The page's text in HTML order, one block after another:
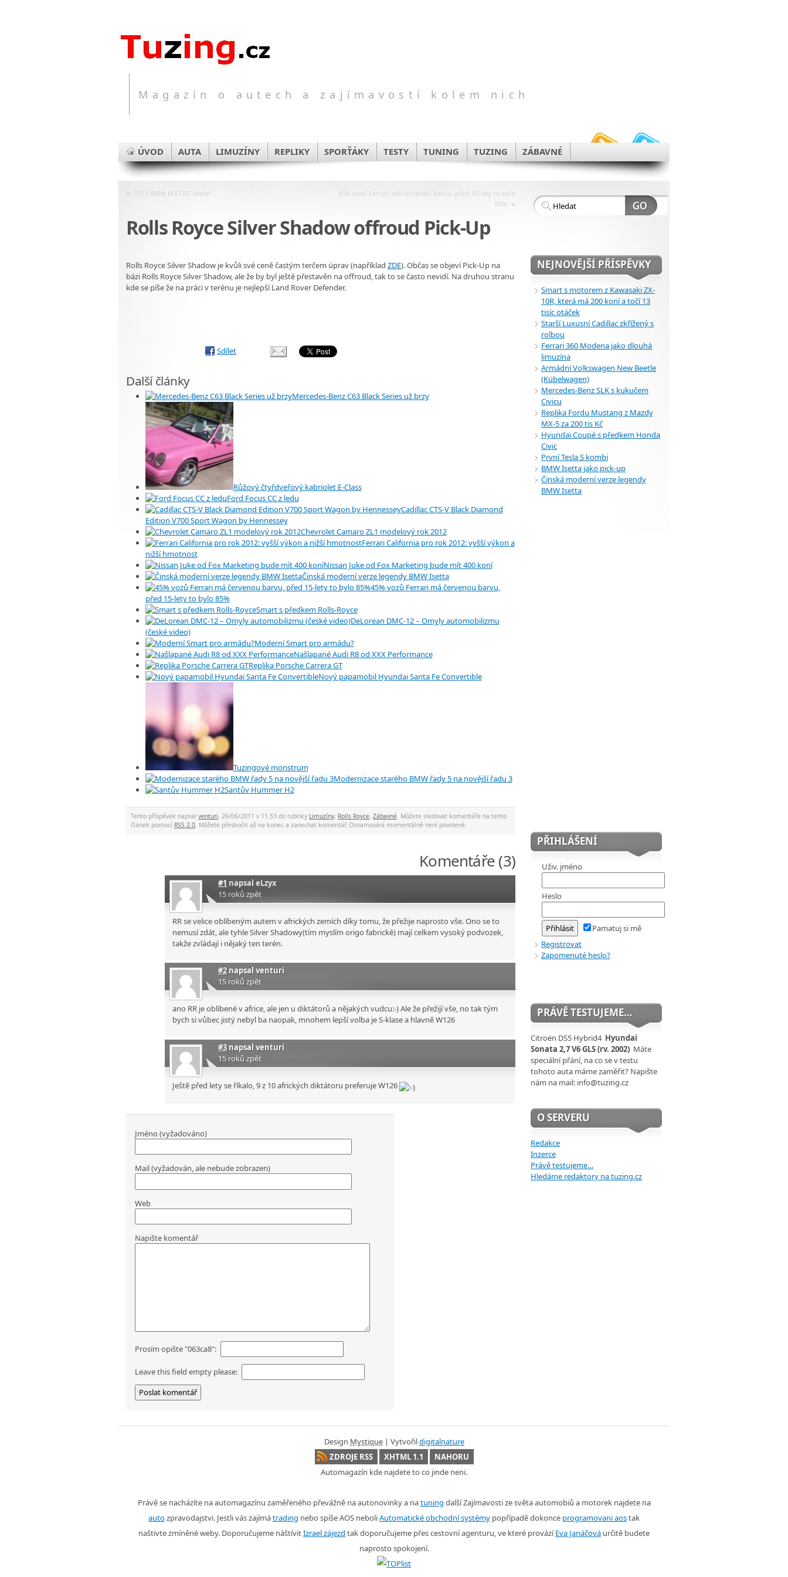
Magazín o autech a zajímavostí kolem nich
ÚVOD AUTA LIMUZÍNY REPLIKY SPORŤÁKY TESTY TUNING TUZING ZÁBAVNÉ
« 2012 BMW M3 CRT Sedan
45% vozů Ferrari má červenou barvu, před 15-lety to bylo
85% »
Rolls Royce Silver Shadow offroud Pick-Up
Rolls Royce Silver Shadow je kvůli své ceně častým terčem úprav (například ZDE). Občas se objeví Pick-Up na
bázi Rolls Royce Silver Shadow, ale že by byl ještě přestavěn na offroud, tak to se často nevidí. Na druhou stranu
kde se píše že na práci v terénu je nejlepší Land Rover Defender.
Sdílet
Další články
Mercedes-Benz C63 Black Series už brzy
Růžový čtyřdveřový kabriolet E-Class
Ford Focus CC z ledu
Cadillac CTS-V Black Diamond
Edition V700 Sport Wagon by Hennessey
Chevrolet Camaro ZL1 modelový rok 2012
Ferrari California pro rok 2012: vyšší výkon a
nižší hmotnost
Nissan Juke od Fox Marketing bude mít 400 koní
Činská moderní verze legendy BMW Isetta
45% vozů Ferrari má červenou barvu,
před 15-lety to bylo 85%
Smart s předkem Rolls-Royce
DeLorean DMC-12 – Omyly automobilizmu
(české video)
Moderní Smart pro armádu?
Našlapané Audi R8 od XXX Performance
Replika Porsche Carrera GT
Nový papamobil Hyundai Santa Fe Convertible
Tuzingové monstrum
Modernizace starého BMW řady 5 na novější řadu 3
Santův Hummer H2
Tento příspěvek napsal venturi, 26/06/2011 v 11.53 do rubriky Limuzíny, Rolls Royce, Zábavné. Můžete sledovat komentáře na tento
článek pomocí RSS 2.0. Můžete přeskočit až na konec a zanechat komentář. Oznamování momentálně není povolené.
Komentáře (3)
#1 napsaleLzyx
15 roků zpět
RR se velice oblíbeným autem v afrických zemích díky tomu, že přežije naprosto vše. Ono se to
nemusí zdát, ale tyhle Silver Shadowy(tím myslím origo fabrické) mají celkem vysoký podvozek,
takže zvládají i nějaký ten terén.
#2napsalventuri
15 roků zpět
ano RR je oblíbené v africe, ale jen u diktátorů a nějakých vudcu:-) Ale že přežijí vše, no tak tým
bych si vůbec jistý nebyl ba naopak, mnohem lepší volba je S-klase a hlavně W126
#3napsalventuri
15 roků zpět
Ještě před lety se říkalo, 9 z 10 afrických diktátoru preferuje W126
Jméno (vyžadováno)
Mail (vyžadován, ale nebude zobrazen)
Web
Napište komentář
Prosím opište "063ca8":
Leave this field empty please:
NEJNOVĚJŠÍ PŘÍSPĚVKY
Smart s motorem z Kawasaki ZX-
10R, která má 200 koní a točí 13
tisíc otáček
Starší Luxusní Cadillac zkřížený s
rolbou
Ferrari 360 Modena jako dlouhá
limuzína
Armádní Volkswagen New Beetle
(Kübelwagen)
Mercedes-Benz SLK s kukučem
Civicu
Replika Fordu Mustang z Mazdy
MX-5 za 200 tis Kč
Hyundai Coupé s předkem Honda
Civic
První Tesla S kombi
BMW Isetta jako pick-up
Činská moderní verze legendy
BMW Isetta
PŘIHLÁŠENÍ
Uživ. jméno
Heslo
Pamatuj si mě
Registrovat
Zapomenuté heslo?
PRÁVĚ TESTUJEME…
Citroën DS5 Hybrid4 Hyundai
Sonata 2,7 V6 GLS (rv. 2002) Máte
speciální přání, na co se v testu
tohoto auta máme zaměřit? Napište
nám na mail: info@tuzing.cz
O SERVERU
Redakce
Inzerce
Právě testujeme…
Hledáme redaktory na tuzing.cz
Design Mystique| Vytvořildigitalnature
ZDROJE RSS
XHTML 1.1
NAHORU
Automagazín kde najdete to co jinde neni.
Právě se nacházíte na automagazínu zaměřeného převážně na autonovinky a natuning další Zajímavosti ze světa automobiů a motorek najdete na
autozpravodajstvi. Jestli vás zajímátrading nebo spíše AOS neboliAutomatické obchodní systémy popřípadě dokonce programovani aostak
naštivte zmíněné weby. Doporučujeme náštívitIzrael zájezd tak doporučujeme přes cestovní agenturu, ve které provázíEva Janáčová určitě budete
naprosto spokojení.